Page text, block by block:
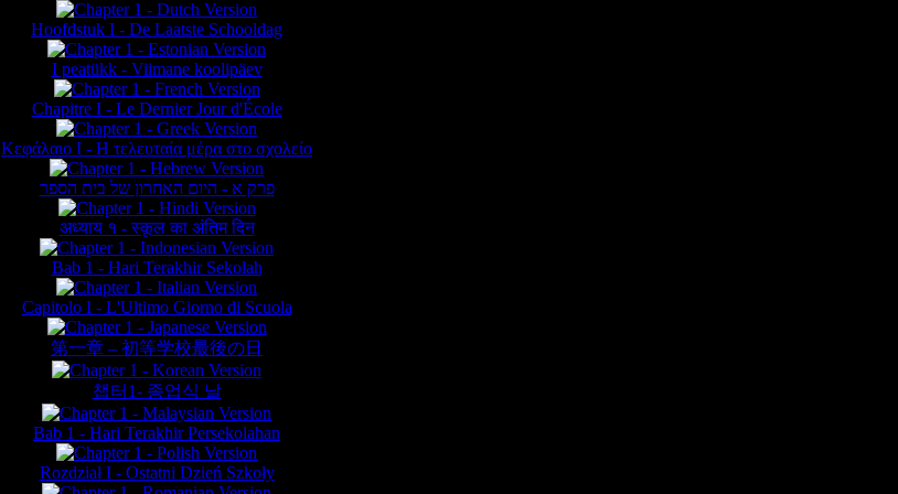
Hoofdstuk I - De Laatste Schooldag
I peatükk - Viimane koolipäev
Chapitre I - Le Dernier Jour d'École
Κεφάλαιο Ι - Η τελευταία μέρα στο σχολείο
פרק א - היום האחרון של בית הספר
अध्याय १ - स्कूल का अंतिम दिन
Bab 1 - Hari Terakhir Sekolah
Capitolo I - L'Ultimo Giorno di Scuola
第一章 – 初等学校最後の日
챕터1- 종업식 날
Bab 1 - Hari Terakhir Persekolahan
Rozdział I - Ostatni Dzień Szkoły